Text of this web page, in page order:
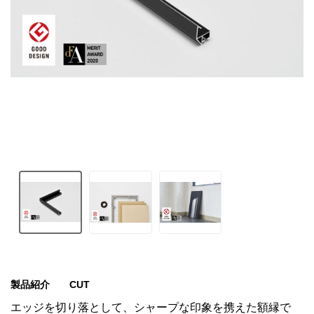
製品紹介　　CUT
エッジを切り落として、シャープな印象を携えた額縁で